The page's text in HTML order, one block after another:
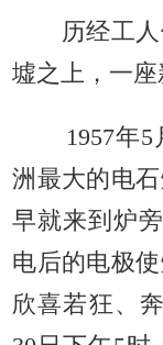
历经工人
墟之上，一座
1957年5月
洲最大的电
早就来到炉
电后的电极
欣喜若狂、